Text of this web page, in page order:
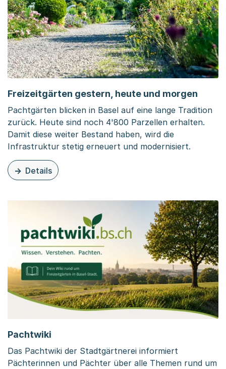
Freizeitgärten gestern, heute und morgen
Pachtgärten blicken in Basel auf eine lange Tradition
zurück. Heute sind noch 4'800 Parzellen erhalten.
Damit diese weiter Bestand haben, wird die
Infrastruktur stetig erneuert und modernisiert.
Details
zu dieser Organisationsseite: Freizeitgärten gestern,
Pachtwiki
Das Pachtwiki der Stadtgärtnerei informiert
Pächterinnen und Pächter über alle Themen rund um